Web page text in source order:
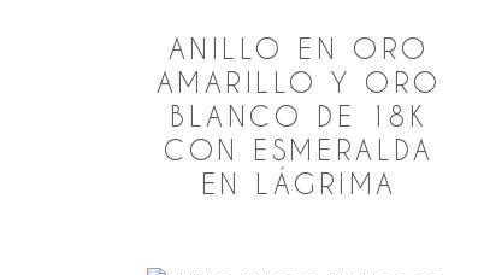
ANILLO EN ORO
AMARILLO Y ORO
BLANCO DE 18K
CON ESMERALDA
EN LÁGRIMA